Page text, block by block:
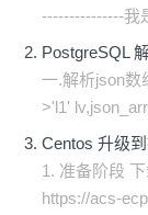
---------------我
PostgreSQL
一.解析json数
>'l1'
Centos 升级
1. 准备阶段
https://acs-